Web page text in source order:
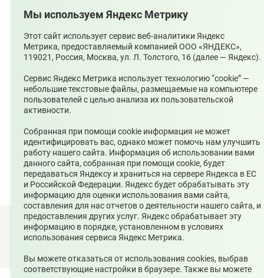
Адрес электронной почты
upsopablik@mail.ru
Номер телефона редакции
+7(34368)7-56-27
Учредитель издания
Муниципальное казенное учреждение «Управление по
связям с общественностью городского округа
Среднеуральск
Зарегистрирован
Федеральной службой по надзору в сфере связи,
информационных технологий и массовых коммуникаций
(Роскомнадзор) 10 июня 2022 г.
Мы используем Яндекс Метрику
Этот сайт использует сервис веб-аналитики Яндекс
Метрика, предоставляемый компанией ООО «ЯНДЕКС»,
119021, Россия, Москва, ул. Л. Толстого, 16 (далее — Яндекс).
Сервис Яндекс Метрика использует технологию “cookie” —
небольшие текстовые файлы, размещаемые на компьютере
пользователей с целью анализа их пользовательской
активности.
Собранная при помощи cookie информация не может
идентифицировать вас, однако может помочь нам улучшить
работу нашего сайта. Информация об использовании вами
данного сайта, собранная при помощи cookie, будет
передаваться Яндексу и храниться на сервере Яндекса в ЕС
и Российской Федерации. Яндекс будет обрабатывать эту
информацию для оценки использования вами сайта,
составления для нас отчетов о деятельности нашего сайта, и
предоставления других услуг. Яндекс обрабатывает эту
информацию в порядке, установленном в условиях
использования сервиса Яндекс Метрика.
Вы можете отказаться от использования cookies, выбрав
соответствующие настройки в браузере. Также вы можете
© 2026 Официальный сайт Муниципального округа
Среднеуральск Свердловской области